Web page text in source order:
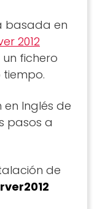
basada en
2012
fichero
Inglés de
pasos a
de